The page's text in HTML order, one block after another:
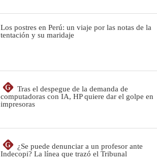
Los postres en Perú: un viaje por las notas de la
tentación y su maridaje
G
Tras el despegue de la demanda de
computadoras con IA, HP quiere dar el golpe en
impresoras
G
¿Se puede denunciar a un profesor ante
Indecopi? La línea que trazó el Tribunal